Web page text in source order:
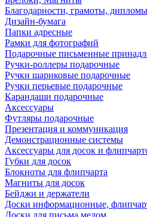
Благодарности, грамоты, дипломы
Дизайн-бумага
Папки адресные
Рамки для фотографий
Подарочные письменные
Ручки-роллеры подарочные
Ручки шариковые подарочные
Ручки перьевые подарочные
Карандаши подарочные
Аксессуары
Футляры подарочные
Презентация и коммуникация
Демонстрационные системы
Аксессуары для досок и
Губки для досок
Блокноты для флипчарта
Магниты для досок
Бейджи и держатели
Доски информационные,
Доски для письма мелом